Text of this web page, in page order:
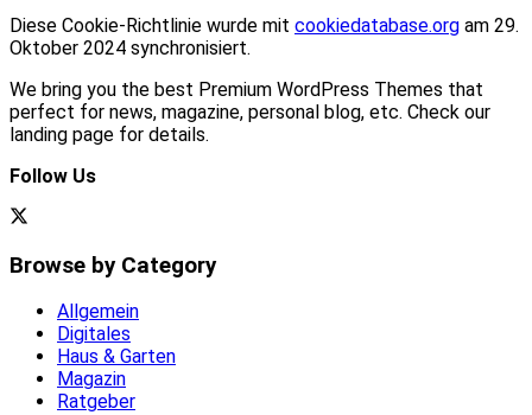
Diese Cookie-Richtlinie wurde mit cookiedatabase.org am 29.
Oktober 2024 synchronisiert.
We bring you the best Premium WordPress Themes that
perfect for news, magazine, personal blog, etc. Check our
landing page for details.
Follow Us
Browse by Category
Allgemein
Digitales
Haus & Garten
Magazin
Ratgeber